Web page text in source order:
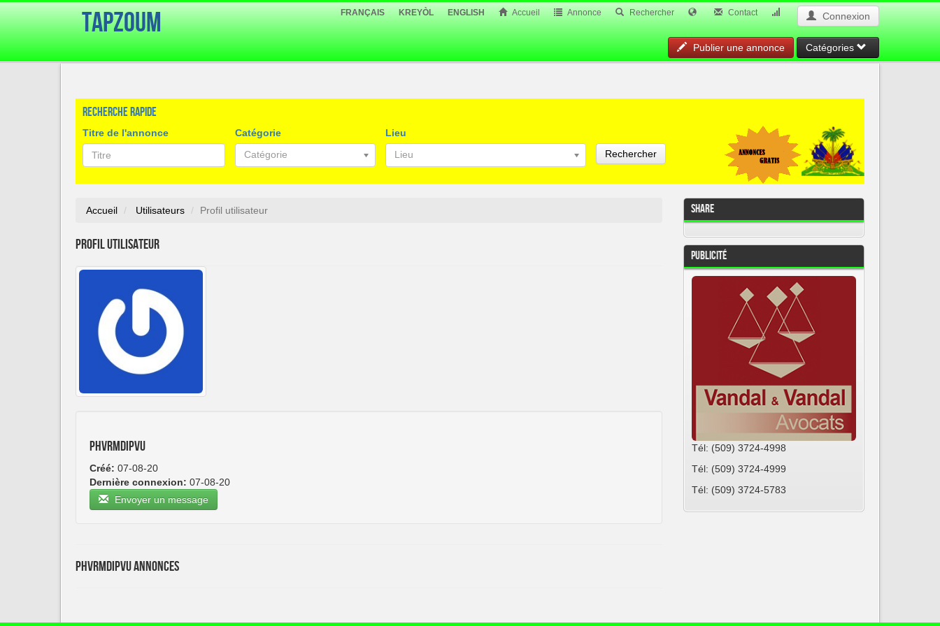
TapZoum FRANÇAIS KREYÒL ENGLISH Accueil Annonce Rechercher Contact Connexion
Publier une annonce Catégories
Recherche rapide
Titre de l'annonce
Catégorie
Catégorie
Lieu
Lieu
Rechercher
Accueil Utilisateurs Profil utilisateur
Profil utilisateur
phvrmdipvu
Créé: 07-08-20
Dernière connexion: 07-08-20
Envoyer un message
phvrmdipvu Annonces
Share
Publicité
Tél: (509) 3724-4998
Tél: (509) 3724-4999
Tél: (509) 3724-5783